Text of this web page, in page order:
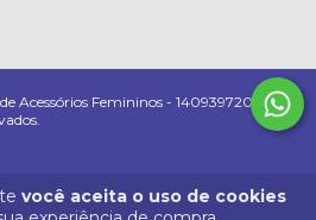
você aceita o uso de cookies
Acessórios Femininos - 14093972000182